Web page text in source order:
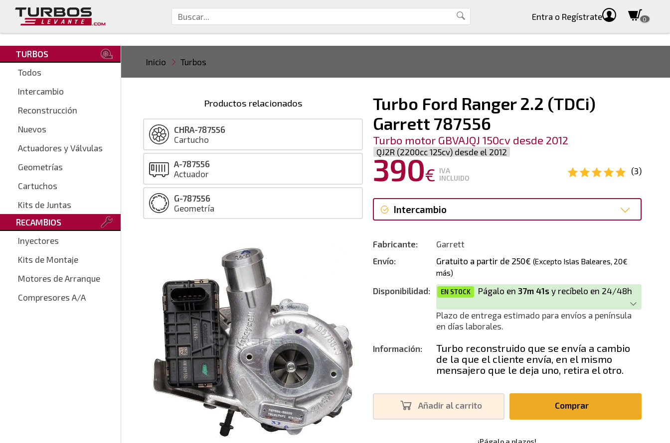
Entra o Regístrate 0
TURBOS
Todos
Intercambio
Reconstrucción
Nuevos
Actuadores y Válvulas
Geometrías
Cartuchos
Kits de Juntas
RECAMBIOS
Inyectores
Kits de Montaje
Motores de Arranque
Compresores A/A
Inicio Turbos
Turbo Ford Ranger 2.2 (TDCi)
Garrett 787556
Turbo motor GBVAJQJ 150cv desde 2012
QJ2R (2200cc 125cv) desde el 2012
390€ IVA
INCLUIDO
(3)
Intercambio
Reconstrucción
Fabricante:
Garrett
Envío:
Gratuito a partir de 250€ (Excepto Islas Baleares, 20€
más)
Disponibilidad: EN STOCK Págalo en 37m 40sy recíbelo en 24/48h
Plazo de entrega estimado para envíos a península
en días laborales.
Información:
Turbo reconstruido que se envía a cambio
de la que el cliente envía, en el mismo
mensajero que le deja uno, retira el otro.
Añadir al carrito Comprar
Productos relacionados
CHRA-787556
Cartucho
A-787556
Actuador
G-787556
Geometría